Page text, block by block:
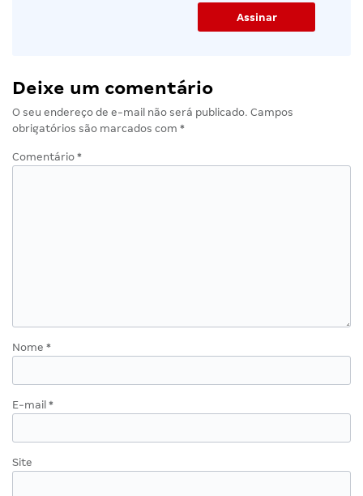
Deixe um comentário
O seu endereço de e-mail não será publicado. Campos
obrigatórios são marcados com *
Comentário *
Nome *
E-mail *
Site